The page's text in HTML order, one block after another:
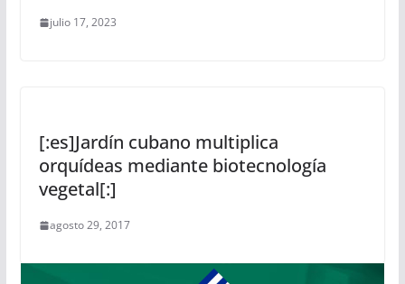
julio 17, 2023
[:es]Jardín cubano multiplica
orquídeas mediante biotecnología
vegetal[:]
agosto 29, 2017